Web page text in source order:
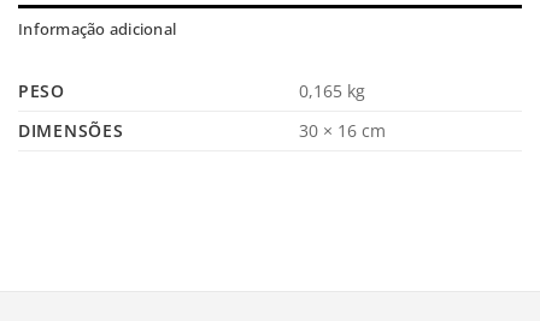
Informação adicional
PESO
0,165 kg
DIMENSÕES
30 × 16 cm